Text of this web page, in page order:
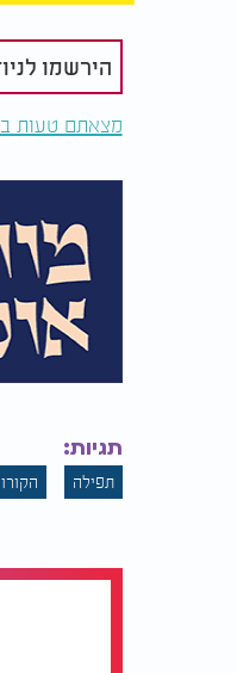
הירשמו
מצאתם טעות
תגיות:
תפילה